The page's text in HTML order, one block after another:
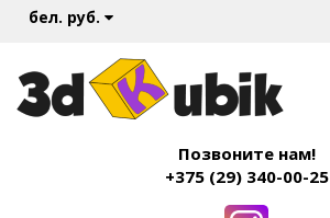
бел. руб.
Позвоните нам!
+375 (29) 340-00-25